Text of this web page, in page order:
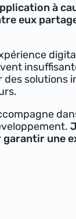
à
eux
des solutions
une